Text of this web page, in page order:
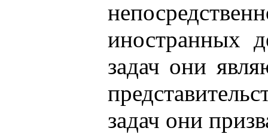
иностранных
задач они
задач они